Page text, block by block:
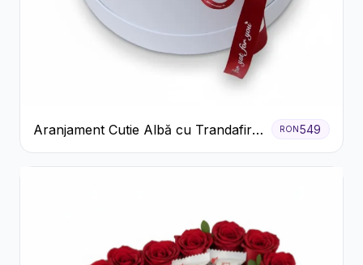
Aranjament Cutie Albă cu Trandafiri
Roșii și Raffaello
RON 549